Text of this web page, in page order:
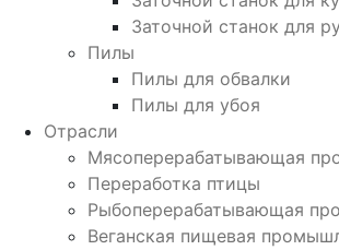
Заточной станок для
Пилы
Пилы для обвалки
Пилы для убоя
Отрасли
Мясоперерабатывающая
Переработка птицы
Рыбоперерабатывающая
Веганская пищевая